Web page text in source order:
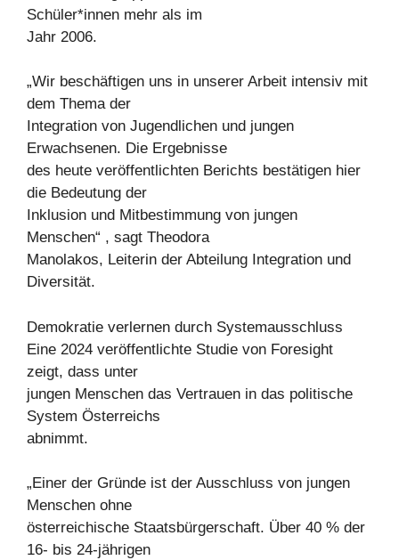
Schüler*innen mehr als im
Jahr 2006.
„Wir beschäftigen uns in unserer Arbeit intensiv mit
dem Thema der
Integration von Jugendlichen und jungen
Erwachsenen. Die Ergebnisse
des heute veröffentlichten Berichts bestätigen hier
die Bedeutung der
Inklusion und Mitbestimmung von jungen
Menschen“ , sagt Theodora
Manolakos, Leiterin der Abteilung Integration und
Diversität.
Demokratie verlernen durch Systemausschluss
Eine 2024 veröffentlichte Studie von Foresight
zeigt, dass unter
jungen Menschen das Vertrauen in das politische
System Österreichs
abnimmt.
„Einer der Gründe ist der Ausschluss von jungen
Menschen ohne
österreichische Staatsbürgerschaft. Über 40 % der
16- bis 24-jährigen